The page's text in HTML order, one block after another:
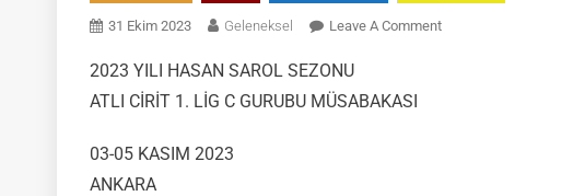
31 Ekim 2023 Geleneksel Leave A CommentOn
2023 YILI HASAN SAROL SEZONU
ATLI CİRİT 1. LİG C GURUBU MÜSABAKASI
03-05 KASIM 2023
ANKARA